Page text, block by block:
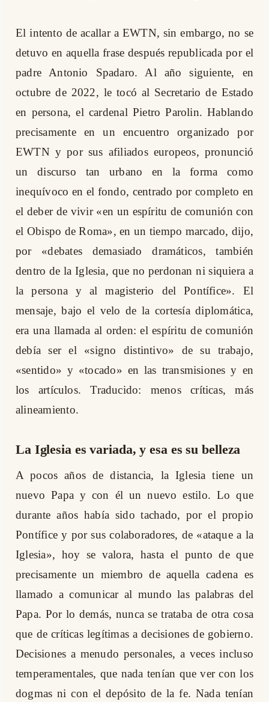
El intento de acallar a EWTN, sin embargo, no se
detuvo en aquella frase después republicada por el
padre Antonio Spadaro. Al año siguiente, en
octubre de 2022, le tocó al Secretario de Estado
en persona, el cardenal Pietro Parolin. Hablando
precisamente en un encuentro organizado por
EWTN y por sus afiliados europeos, pronunció
un discurso tan urbano en la forma como
inequívoco en el fondo, centrado por completo en
el deber de vivir «en un espíritu de comunión con
el Obispo de Roma», en un tiempo marcado, dijo,
por «debates demasiado dramáticos, también
dentro de la Iglesia, que no perdonan ni siquiera a
la persona y al magisterio del Pontífice». El
mensaje, bajo el velo de la cortesía diplomática,
era una llamada al orden: el espíritu de comunión
debía ser el «signo distintivo» de su trabajo,
«sentido» y «tocado» en las transmisiones y en
los artículos. Traducido: menos críticas, más
alineamiento.
La Iglesia es variada, y esa es su belleza
A pocos años de distancia, la Iglesia tiene un
nuevo Papa y con él un nuevo estilo. Lo que
durante años había sido tachado, por el propio
Pontífice y por sus colaboradores, de «ataque a la
Iglesia», hoy se valora, hasta el punto de que
precisamente un miembro de aquella cadena es
llamado a comunicar al mundo las palabras del
Papa. Por lo demás, nunca se trataba de otra cosa
que de críticas legítimas a decisiones de gobierno.
Decisiones a menudo personales, a veces incluso
temperamentales, que nada tenían que ver con los
dogmas ni con el depósito de la fe. Nada tenían